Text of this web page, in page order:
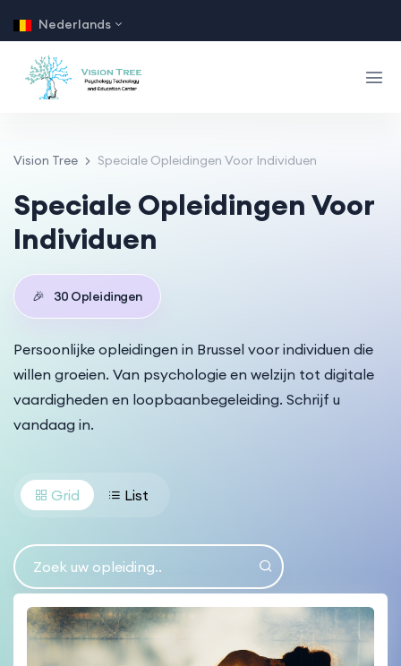
Nederlands
Vision Tree Speciale Opleidingen Voor Individuen
Speciale Opleidingen Voor
Individuen
🎉 30 Opleidingen
Persoonlijke opleidingen in Brussel voor individuen die
willen groeien. Van psychologie en welzijn tot digitale
vaardigheden en loopbaanbegeleiding. Schrijf u
vandaag in.
Grid List